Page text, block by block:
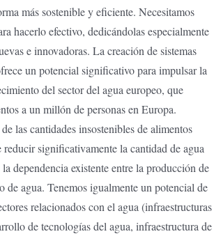
más sostenible y eficiente. Necesitamos
hacerlo efectivo, dedicándolas especialmente
e innovadoras. La creación de sistemas
un potencial significativo para impulsar la
del sector del agua europeo, que
a un millón de personas en Europa.
las cantidades insostenibles de alimentos
reducir significativamente la cantidad de agua
dependencia existente entre la producción de
de agua. Tenemos igualmente un potencial de
relacionados con el agua (infraestructuras
de tecnologías del agua, infraestructura de